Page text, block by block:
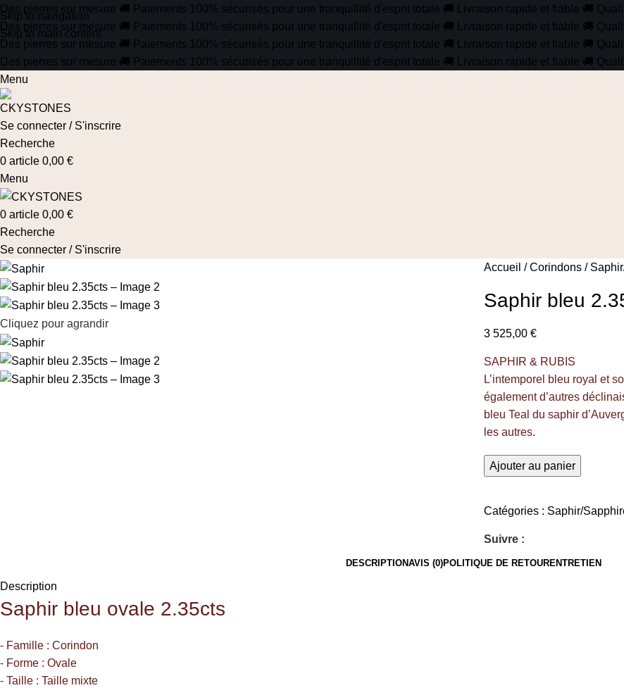
Skip to navigation
Skip to main content
Des pierres sur mesure 🚚 Paiements 100% sécurisés pour une tranquillité d'esprit totale 🚚 Livraison rapide et fiable 🚚
Des pierres sur mesure 🚚 Paiements 100% sécurisés pour une tranquillité d'esprit totale 🚚 Livraison rapide et fiable 🚚
Des pierres sur mesure 🚚 Paiements 100% sécurisés pour une tranquillité d'esprit totale 🚚 Livraison rapide et fiable 🚚
Des pierres sur mesure 🚚 Paiements 100% sécurisés pour une tranquillité d'esprit totale 🚚 Livraison rapide et fiable 🚚
Menu
Se connecter / S'inscrire
Recherche
0 article 0,00 €
Menu
0 article 0,00 €
Recherche
Se connecter / S'inscrire
Cliquez pour agrandir
Accueil Corindons
Saphir bleu
3 525,00 €
SAPHIR & RUBIS
L’intemporel bleu royal et
également d’autres
bleu Teal du saphir
les autres.
Ajouter au panier
Catégories : Saphir/
Suivre :
DESCRIPTIONAVIS (0)POLITIQUE DE RETOURENTRETIEN
Description
Saphir bleu ovale 2.35cts
⁃ Famille : Corindon
⁃ Forme : Ovale
⁃ Taille : Taille mixte